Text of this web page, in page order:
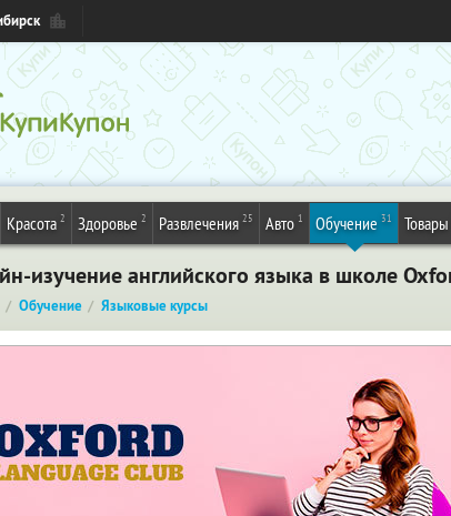
Красота 2 Здоровье 2 Развлечения 25 Авто 1 Обучение 31 Товары
изучение английского языка в школе
Обучение Языковые курсы